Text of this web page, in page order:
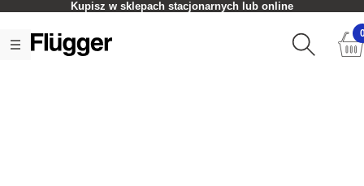
Kupisz w sklepach stacjonarnych lub online